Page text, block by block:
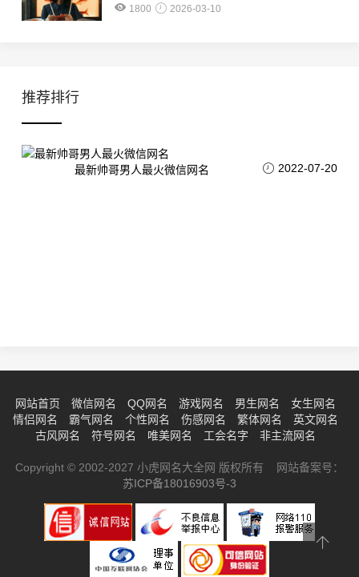
1800 2026-03-10
推荐排行
最新帅哥男人最火微信网名 2022-07-20
网站首页 微信网名 QQ网名 游戏网名 男生网名
女生网名
情侣网名
霸气网名 个性网名 伤感网名 繁体网名
英文网名
古风网名
符号网名 唯美网名 工会名字 非主流网名
Copyright © 2002-2027 小虎网名大全网 版权所有 网站备案号：
苏ICP备18016903号-3